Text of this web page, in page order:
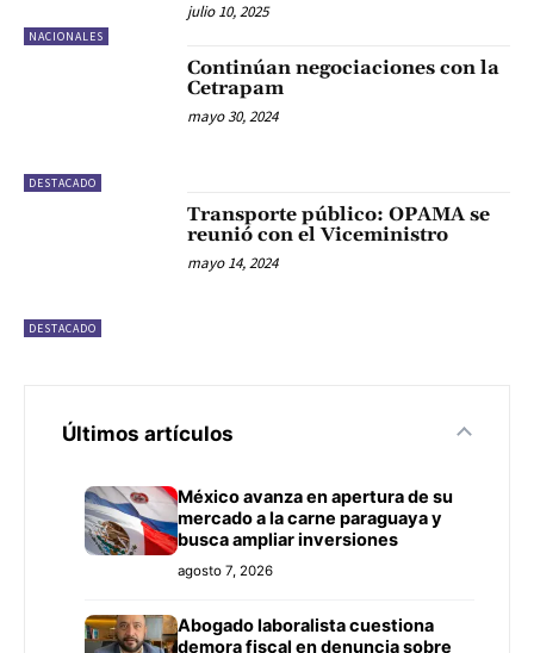
NACIONALES
julio 10, 2025
DESTACADO
Continúan negociaciones con la
Cetrapam
mayo 30, 2024
DESTACADO
Transporte público: OPAMA se
reunió con el Viceministro
mayo 14, 2024
Últimos artículos
México avanza en apertura de su
mercado a la carne paraguaya y
busca ampliar inversiones
agosto 7, 2026
Abogado laboralista cuestiona
demora fiscal en denuncia sobre